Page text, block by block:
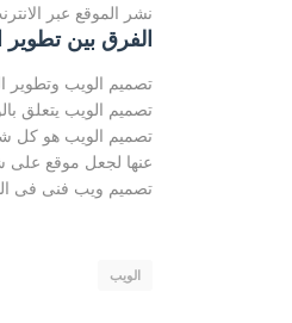
نشر الموقع عبر
الفرق بين
تصميم الويب وتطوير
تصميم الويب يتعلق
تصميم الويب هو كل
عنها لجعل موقع على
تصميم ويب فنى فى
الويب